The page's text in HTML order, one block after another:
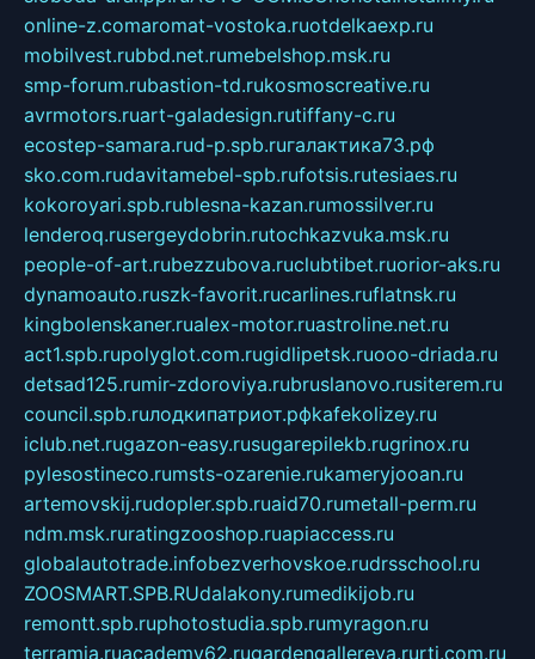
online-z.comaromat-vostoka.ruotdelkaexp.ru
mobilvest.rubbd.net.rumebelshop.msk.ru
smp-forum.rubastion-td.rukosmoscreative.ru
avrmotors.ruart-galadesign.rutiffany-c.ru
ecostep-samara.rud-p.spb.ruгалактика73.рф
sko.com.rudavitamebel-spb.rufotsis.rutesiaes.ru
kokoroyari.spb.rublesna-kazan.rumossilver.ru
lenderoq.rusergeydobrin.rutochkazvuka.msk.ru
people-of-art.rubezzubova.ruclubtibet.ruorior-aks.ru
dynamoauto.ruszk-favorit.rucarlines.ruflatnsk.ru
kingbolenskaner.rualex-motor.ruastroline.net.ru
act1.spb.rupolyglot.com.rugidlipetsk.ruooo-driada.ru
detsad125.rumir-zdoroviya.rubruslanovo.rusiterem.ru
council.spb.ruлодкипатриот.рфkafekolizey.ru
iclub.net.rugazon-easy.rusugarepilekb.rugrinox.ru
pylesostineco.rumsts-ozarenie.rukameryjooan.ru
artemovskij.rudopler.spb.ruaid70.rumetall-perm.ru
ndm.msk.ruratingzooshop.ruapiaccess.ru
globalautotrade.infobezverhovskoe.rudrsschool.ru
ZOOSMART.SPB.RUdalakony.rumedikijob.ru
remontt.spb.ruphotostudia.spb.rumyragon.ru
terramia.ruacademy62.rugardengallereya.rurti.com.ru